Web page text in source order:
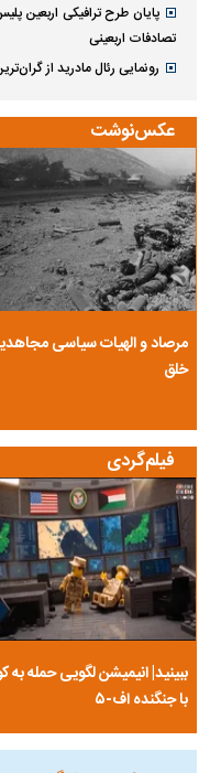
تصادفات اربعینی
رونمایی رئال مادرید از
عکس‌نوشت
مرصاد و الهیات سیاسی
خلق
فیلم‌گردی
ببینید| انیمیشن لگویی حمله به
با جنگنده اف-۵